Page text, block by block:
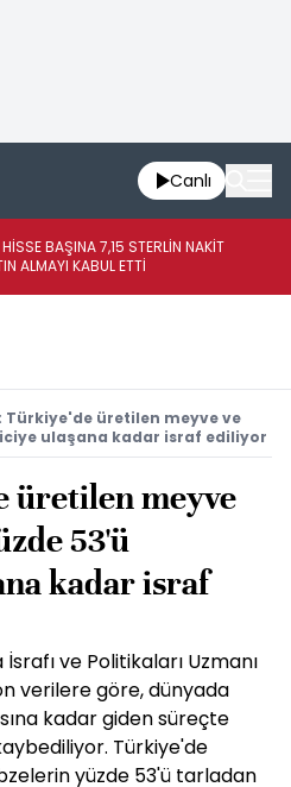
Canlı
BAŞINA 7,15 STERLİN NAKİT
ALMAYI KABUL ETTİ
Türkiye'de üretilen meyve ve
ulaşana kadar israf ediliyor
üretilen meyve
53'ü
kadar israf
İsrafı ve Politikaları Uzmanı
verilere göre, dünyada
kadar giden süreçte
Türkiye'de
yüzde 53'ü tarladan